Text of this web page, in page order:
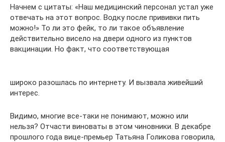
Начнем с цитаты: «Наш медицинский персонал устал уже
отвечать на этот вопрос. Водку после прививки пить
можно!» То ли это фейк, то ли такое объявление
действительно висело на двери одного из пунктов
вакцинации. Но факт, что соответствующая
широко разошлась по интернету. И вызвала живейший
интерес.
Видимо, многие все-таки не понимают, можно или
нельзя? Отчасти виноваты в этом чиновники. В декабре
прошлого года вице-премьер Татьяна Голикова говорила,